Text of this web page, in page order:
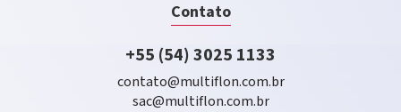
Contato
+55 (54) 3025 1133
contato@multiflon.com.br
sac@multiflon.com.br